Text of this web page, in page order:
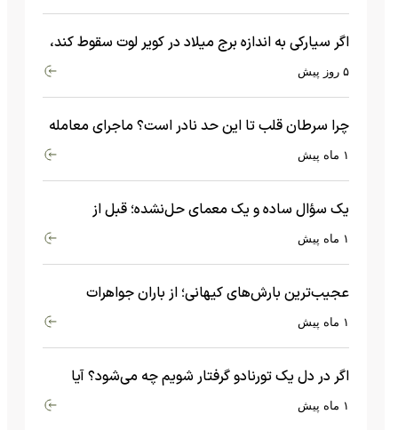
اگر سیارکی به اندازه برج میلاد در کویر لوت سقوط کند،
چه اتفاقی می‌افتد؟
۵ روز پیش
چرا سرطان قلب تا این حد نادر است؟ ماجرای معامله
عجیبی که در بدن اتفاق می‌افتد!۱ ماه پیش
یک سؤال ساده و یک معمای حل‌نشده؛ قبل از
بیگ‌بنگ و آغاز جهان چه چیزی وجود داشت؟۱ ماه پیش
عجیب‌ترین بارش‌های کیهانی؛ از باران جواهرات
گران‌قیمت تا بارش آهن و شیشه۱ ماه پیش
اگر در دل یک تورنادو گرفتار شویم چه می‌شود؟ آیا
امکان زنده ماندن وجود دارد؟۱ ماه پیش